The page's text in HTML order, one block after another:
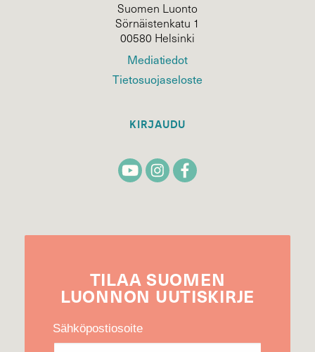
Suomen Luonto
Sörnäistenkatu 1
00580 Helsinki
Mediatiedot
Tietosuojaseloste
KIRJAUDU
TILAA SUOMEN
LUONNON UUTIS­KIRJE
Sähköpostiosoite